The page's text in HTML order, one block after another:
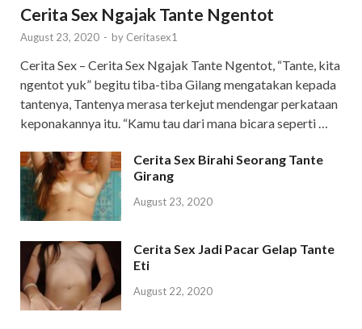
Cerita Sex Ngajak Tante Ngentot
August 23, 2020 - by Ceritasex1
Cerita Sex – Cerita Sex Ngajak Tante Ngentot, “Tante, kita
ngentot yuk” begitu tiba-tiba Gilang mengatakan kepada
tantenya, Tantenya merasa terkejut mendengar perkataan
keponakannya itu. “Kamu tau dari mana bicara seperti …
Cerita Sex Birahi Seorang Tante
Girang
August 23, 2020
Cerita Sex Jadi Pacar Gelap Tante
Eti
August 22, 2020